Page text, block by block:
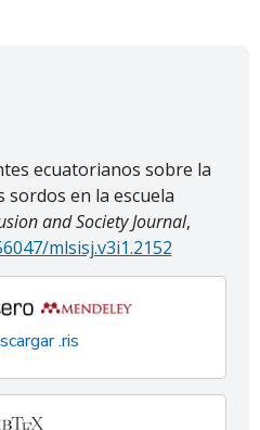
ecuatorianos sobre la
sordos en la escuela
and Society Journal,
mlsisj.v3i1.2152
.ris